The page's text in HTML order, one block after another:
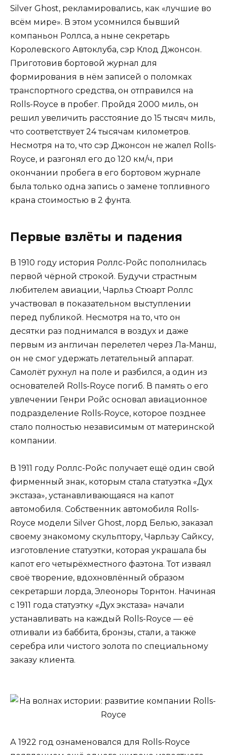
Silver Ghost, рекламировались, как «лучшие во
всём мире». В этом усомнился бывший
компаньон Роллса, а ныне секретарь
Королевского Автоклуба, сэр Клод Джонсон.
Приготовив бортовой журнал для
формирования в нём записей о поломках
транспортного средства, он отправился на
Rolls-Royce в пробег. Пройдя 2000 миль, он
решил увеличить расстояние до 15 тысяч миль,
что соответствует 24 тысячам километров.
Несмотря на то, что сэр Джонсон не жалел Rolls-
Royce, и разгонял его до 120 км/ч, при
окончании пробега в его бортовом журнале
была только одна запись о замене топливного
крана стоимостью в 2 фунта.
Первые взлёты и падения
В 1910 году история Роллс-Ройс пополнилась
первой чёрной строкой. Будучи страстным
любителем авиации, Чарльз Стюарт Роллс
участвовал в показательном выступлении
перед публикой. Несмотря на то, что он
десятки раз поднимался в воздух и даже
первым из англичан перелетел через Ла-Манш,
он не смог удержать летательный аппарат.
Самолёт рухнул на поле и разбился, а один из
основателей Rolls-Royce погиб. В память о его
увлечении Генри Ройс основал авиационное
подразделение Rolls-Royce, которое позднее
стало полностью независимым от материнской
компании.
В 1911 году Роллс-Ройс получает ещё один свой
фирменный знак, которым стала статуэтка «Дух
экстаза», устанавливающаяся на капот
автомобиля. Собственник автомобиля Rolls-
Royce модели Silver Ghost, лорд Белью, заказал
своему знакомому скульптору, Чарльзу Сайксу,
изготовление статуэтки, которая украшала бы
капот его четырёхместного фаэтона. Тот изваял
своё творение, вдохновлённый образом
секретарши лорда, Элеоноры Торнтон. Начиная
с 1911 года статуэтку «Дух экстаза» начали
устанавливать на каждый Rolls-Royce — её
отливали из баббита, бронзы, стали, а также
серебра или чистого золота по специальному
заказу клиента.
А 1922 год ознаменовался для Rolls-Royce